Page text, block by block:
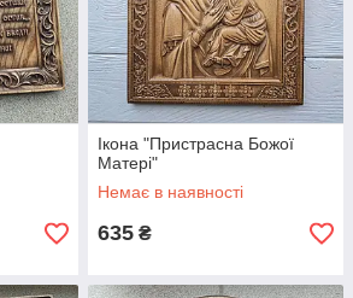
Ікона "Пристрасна Божої
Матері"
Немає в наявності
635 ₴